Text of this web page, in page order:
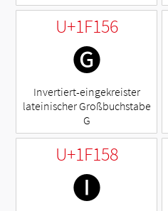
U+1F156
🅖
Invertiert-eingekreister
lateinischer Großbuchstabe
G
U+1F158
🅘